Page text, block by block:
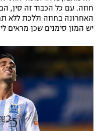
חוזה. עם כל הכבוד זה סין,
האחרונה בחוזה וללכת ללא
יש המון סימנים שכן מראים